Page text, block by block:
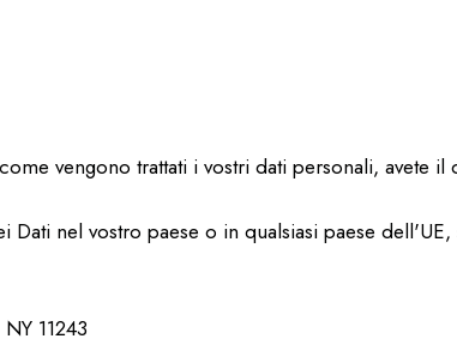
vengono trattati i vostri dati personali, avete il
nel vostro paese o in qualsiasi paese
11243